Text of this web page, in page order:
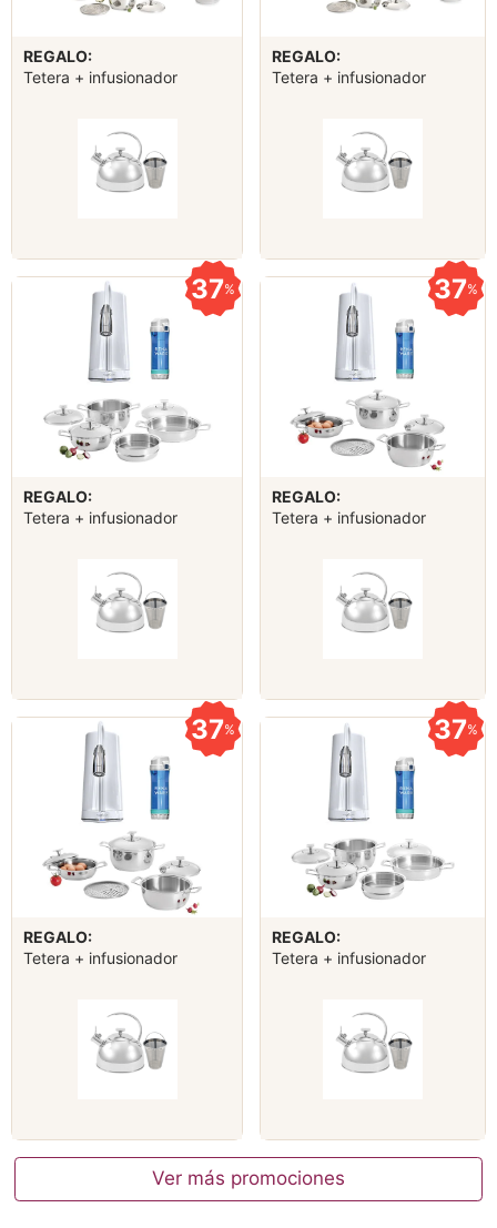
REGALO:
Tetera + infusionador
REGALO:
Tetera + infusionador
37%
REGALO:
Tetera + infusionador
37%
REGALO:
Tetera + infusionador
37%
REGALO:
Tetera + infusionador
37%
REGALO:
Tetera + infusionador
Ver más promociones